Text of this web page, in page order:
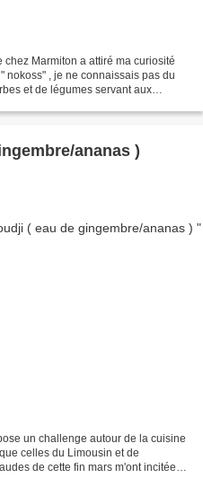
Marmiton a attiré ma curiosité
nokoss" , je ne connaissais pas du
et de légumes servant aux
ananas )
un challenge autour de la cuisine
celles du Limousin et de
de cette fin mars m'ont incitée à